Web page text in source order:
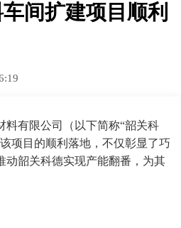
间扩建项目顺利
料有限公司（以下简称“韶关科
项目的顺利落地，不仅彰显了巧
动韶关科德实现产能翻番，为其